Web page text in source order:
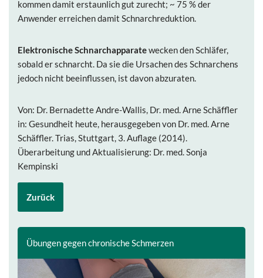
kommen damit erstaunlich gut zurecht; ~ 75 % der
Anwender erreichen damit Schnarchreduktion.
Elektronische Schnarchapparatewecken den Schläfer,
sobald er schnarcht. Da sie die Ursachen des Schnarchens
jedoch nicht beeinflussen, ist davon abzuraten.
Von: Dr. Bernadette Andre-Wallis, Dr. med. Arne Schäffler
in: Gesundheit heute, herausgegeben von Dr. med. Arne
Schäffler. Trias, Stuttgart, 3. Auflage (2014).
Überarbeitung und Aktualisierung: Dr. med. Sonja
Kempinski
Zurück
Übungen gegen chronische Schmerzen